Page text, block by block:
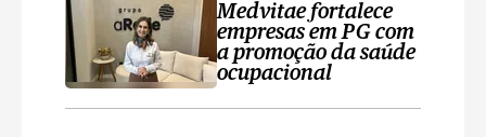
Medvitae fortalece
empresas em PG com
a promoção da saúde
ocupacional